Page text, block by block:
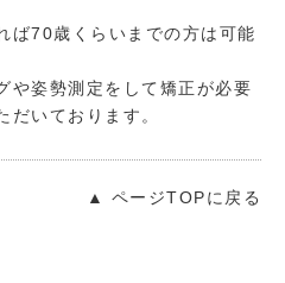
ば70歳くらいまでの方は可能
や姿勢測定をして矯正が必要
だいております。
▲ ページTOPに戻る